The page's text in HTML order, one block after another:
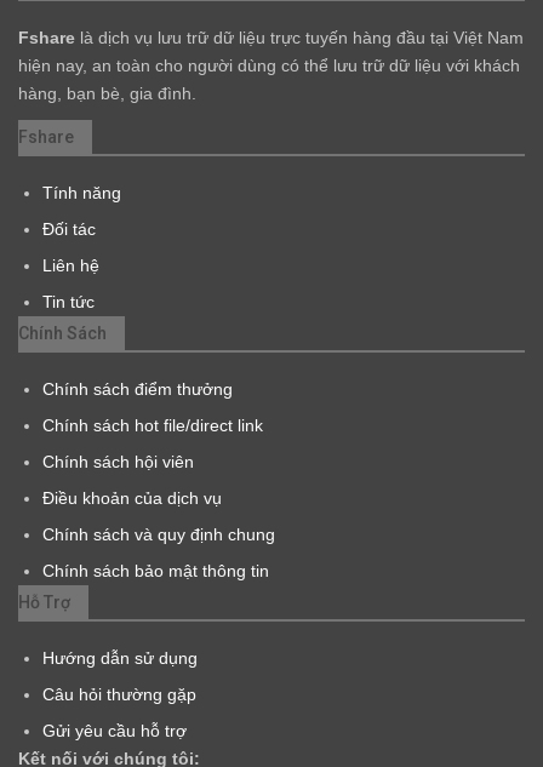
Fshare là dịch vụ lưu trữ dữ liệu trực tuyến hàng đầu tại Việt Nam
hiện nay, an toàn cho người dùng có thể lưu trữ dữ liệu với khách
hàng, bạn bè, gia đình.
Fshare
Tính năng
Đối tác
Liên hệ
Tin tức
Chính Sách
Chính sách điểm thưởng
Chính sách hot file/direct link
Chính sách hội viên
Điều khoản của dịch vụ
Chính sách và quy định chung
Chính sách bảo mật thông tin
Hỗ Trợ
Hướng dẫn sử dụng
Câu hỏi thường gặp
Gửi yêu cầu hỗ trợ
Kết nối với chúng tôi: